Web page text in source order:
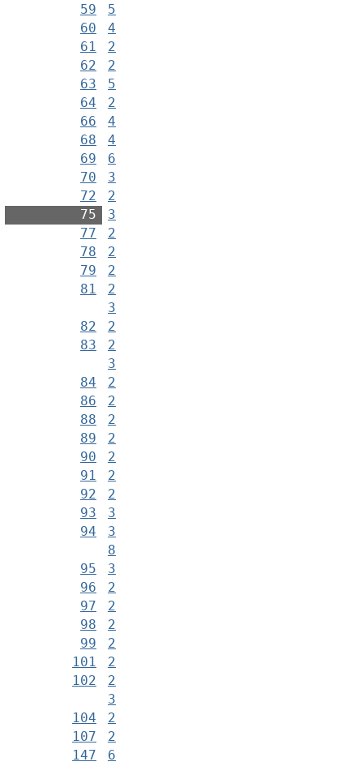
59
5
60
4
61
2
62
2
63
5
64
2
66
4
68
4
69
6
70
3
72
2
75
3
77
2
78
2
79
2
81
2
3
82
2
83
2
3
84
2
86
2
88
2
89
2
90
2
91
2
92
2
93
3
94
3
8
95
3
96
2
97
2
98
2
99
2
101
2
102
2
3
104
2
107
2
147
6